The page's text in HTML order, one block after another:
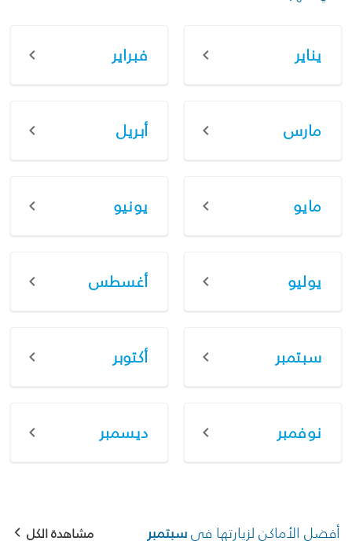
يناير فبراير
مارس أبريل
مايو يونيو
يوليو أغسطس
سبتمبر أكتوبر
نوفمبر ديسمبر
أفضل الأماكن لزيارتها فيسبتمبر مشاهدة الكل